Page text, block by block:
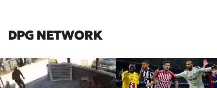
DPG NETWORK